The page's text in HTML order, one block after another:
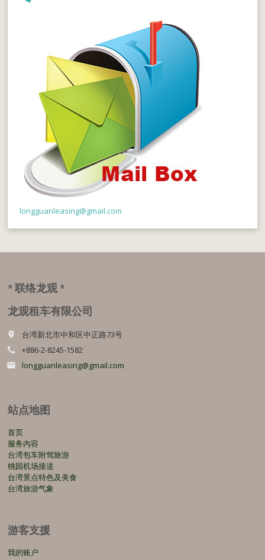
longguanleasing@gmail.com
* 联络龙观 *
龙观租车有限公司
place 台湾新北市中和区中正路73号
call +886-2-8245-1582
email longguanleasing@gmail.com
站点地图
首页
服务內容
台湾包车附驾旅游
桃园机场接送
台湾景点特色及美食
台湾旅游气象
游客支援
我的账户